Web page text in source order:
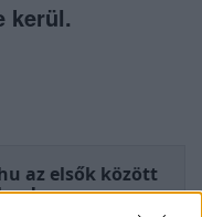
kerül.
az elsők között